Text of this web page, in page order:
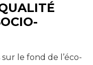
le fond de l’éco-